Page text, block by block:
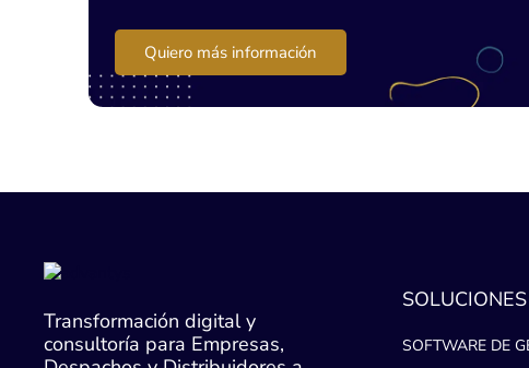
Quiero más información
Transformación digital y
consultoría para Empresas,
SOFTWARE DE